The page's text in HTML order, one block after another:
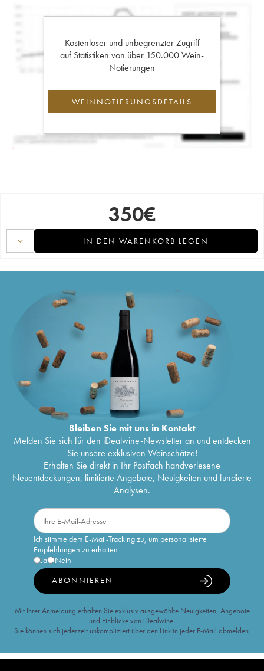
Kostenloser und unbegrenzter Zugriff
auf Statistiken von über 150.000 Wein-
Notierungen
WEINNOTIERUNGSDETAILS
350€
IN DEN WARENKORB LEGEN
Bleiben Sie mit uns in Kontakt
Melden Sie sich für den iDealwine-Newsletter an und entdecken
Sie unsere exklusiven Weinschätze!
Erhalten Sie direkt in Ihr Postfach handverlesene
Neuentdeckungen, limitierte Angebote, Neuigkeiten und fundierte
Analysen.
Ich stimme dem E-Mail-Tracking zu, um personalisierte
Empfehlungen zu erhalten
Ja
Nein
ABONNIEREN
Mit Ihrer Anmeldung erhalten Sie exklusiv ausgewählte Neuigkeiten, Angebote
und Einblicke von iDealwine.
Sie können sich jederzeit unkompliziert über den Link in jeder E-Mail abmelden.